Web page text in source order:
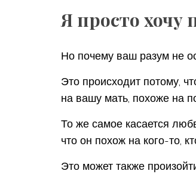
Я просто хочу
Но почему ваш разум не
Это происходит потому,
на вашу мать, похоже на
То же самое касается
что он похож на кого-то,
Это может также